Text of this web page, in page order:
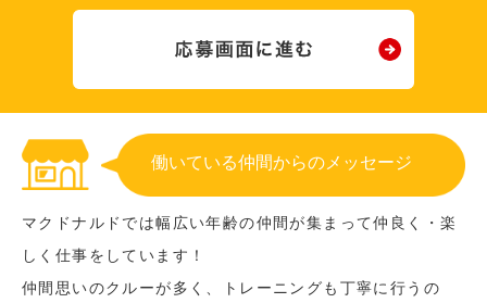
働いている仲間からのメッセージ
マクドナルドでは幅広い年齢の仲間が集まって仲良く・楽
しく仕事をしています！
仲間思いのクルーが多く、トレーニングも丁寧に行うの